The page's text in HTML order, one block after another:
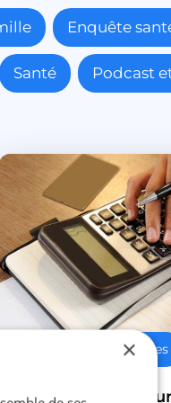
Enquête
Santé Podcast
Conseils & Astuces
Nos conseils
×